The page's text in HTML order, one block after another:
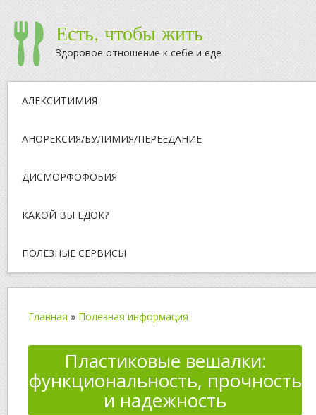
Есть, чтобы жить
Здоровое отношение к себе и еде
АЛЕКСИТИМИЯ
АНОРЕКСИЯ/БУЛИМИЯ/ПЕРЕЕДАНИЕ
ДИСМОРФОФОБИЯ
КАКОЙ ВЫ ЕДОК?
ПОЛЕЗНЫЕ СЕРВИСЫ
Главная » Полезная информация
Пластиковые вешалки:
функциональность, прочность
и надежность